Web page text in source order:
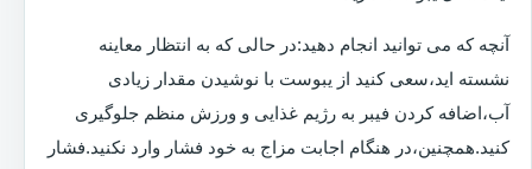
آنچه که می توانید انجام دهید:در حالی که به انتظار معاینه
نشسته اید،سعی کنید از یبوست با نوشیدن مقدار زیادی
آب،اضافه کردن فیبر به رژیم غذایی و ورزش منظم جلوگیری
کنید.همچنین،در هنگام اجابت مزاج به خود فشار وارد نکنید.فشار